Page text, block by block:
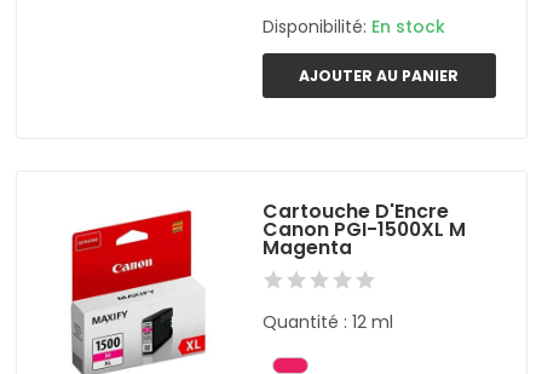
Disponibilité: En stock
AJOUTER AU PANIER
Cartouche D'Encre
Canon PGI-1500XL M
Magenta
Quantité : 12 ml